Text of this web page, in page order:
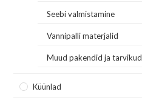
Seebi valmistamine
Vannipalli materjalid
Muud pakendid ja tarvikud
Küünlad